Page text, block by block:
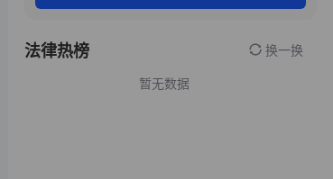
法律热榜 换一换
暂无数据